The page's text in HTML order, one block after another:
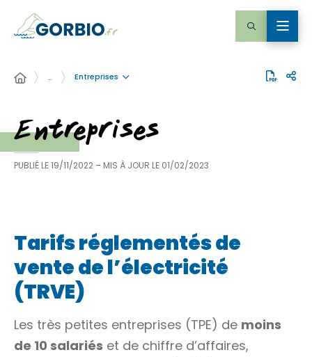
… Entreprises
Entreprises
PUBLIÉ LE19/11/2022 – MIS À JOUR LE 01/02/2023
Tarifs réglementés de
vente de l’électricité
(TRVE)
Les très petites entreprises (TPE) de moins
de 10 salariés et de chiffre d’affaires,